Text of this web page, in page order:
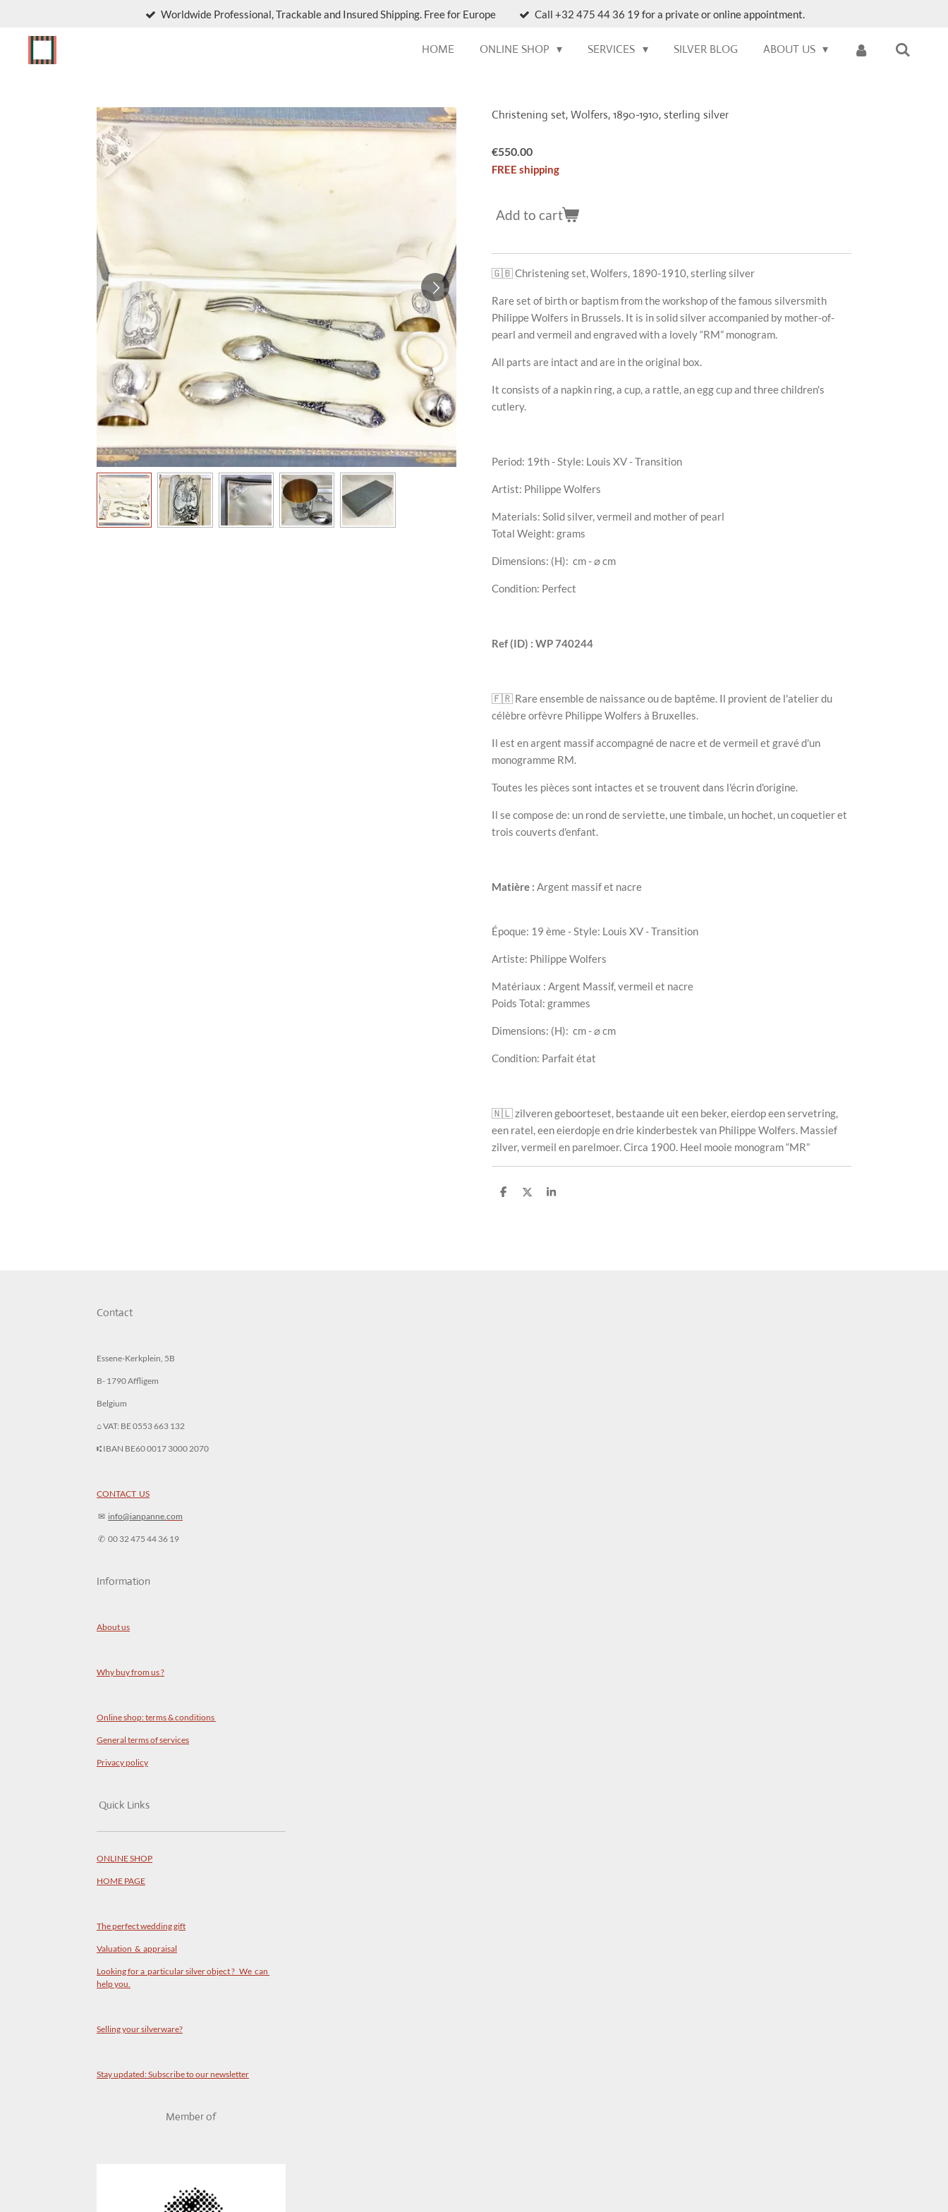
content
Worldwide Professional, Trackable and Insured Shipping. Free for Europe Call +32 475 44 36 19 for a private or online appointment.
HOME ONLINE SHOP SERVICES SILVER BLOG ABOUT US
Christening set, Wolfers, 1890-1910, sterling silver
€550.00
FREE shipping
Add to cart
🇬🇧 Christening set, Wolfers, 1890-1910, sterling silver
Rare set of birth or baptism from the workshop of the famous silversmith
Philippe Wolfers in Brussels. It is in solid silver accompanied by mother-of-
pearl and vermeil and engraved with a lovely “RM” monogram.
All parts are intact and are in the original box.
It consists of a napkin ring, a cup, a rattle, an egg cup and three children's
cutlery.
Period: 19th - Style: Louis XV - Transition
Artist: Philippe Wolfers
Materials: Solid silver, vermeil and mother of pearl
Total Weight: grams
Dimensions: (H): cm - ⌀ cm
Condition: Perfect
Ref (ID) : WP 740244
🇫🇷 Rare ensemble de naissance ou de baptême. Il provient de l'atelier du
célèbre orfèvre Philippe Wolfers à Bruxelles.
Il est en argent massif accompagné de nacre et de vermeil et gravé d'un
monogramme RM.
Toutes les pièces sont intactes et se trouvent dans l'écrin d'origine.
Il se compose de: un rond de serviette, une timbale, un hochet, un coquetier et
trois couverts d'enfant.
Matière : Argent massif et nacre
Époque: 19 ème - Style: Louis XV - Transition
Artiste: Philippe Wolfers
Matériaux : Argent Massif, vermeil et nacre
Poids Total: grammes
Dimensions: (H): cm - ⌀ cm
Condition: Parfait état
🇳🇱 zilveren geboorteset, bestaande uit een beker, eierdop een servetring,
een ratel, een eierdopje en drie kinderbestek van Philippe Wolfers. Massief
zilver, vermeil en parelmoer. Circa 1900. Heel mooie monogram “MR”
S
S
S
Contact
Essene-Kerkplein, 5B
B- 1790 Affligem
Belgium
⌂ VAT: BE 0553 663 132
⑆ IBAN BE60 0017 3000 2070
CONTACT US
✉︎ info@ianpanne. com
✆ 00 32 475 44 36 19
Information
About us
Why buy from us ?
Online shop: terms & conditions
General terms of services
Privacy policy
Quick Links
ONLINE SHOP
HOME PAGE
The perfect wedding gift
Valuation & appraisal
Looking for a particular silver object ? We can
help you.
Selling your silverware?
Stay updated: Subscribe to our newsletter
Member of